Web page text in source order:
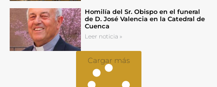
Homilía del Sr. Obispo en el funeral
de D. José Valencia en la Catedral de
Cuenca
Leer noticia »
Cargar más